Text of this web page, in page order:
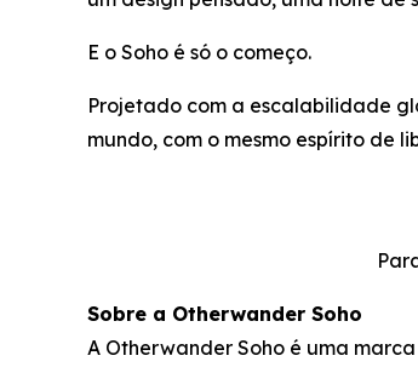
E o Soho é só o começo.
Projetado com a escalabilidade
mundo, com o mesmo espírito de
Sobre a Otherwander Soho
A Otherwander Soho é uma